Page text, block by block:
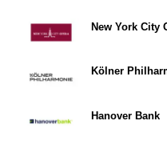
New York City
Kölner
Hanover Bank